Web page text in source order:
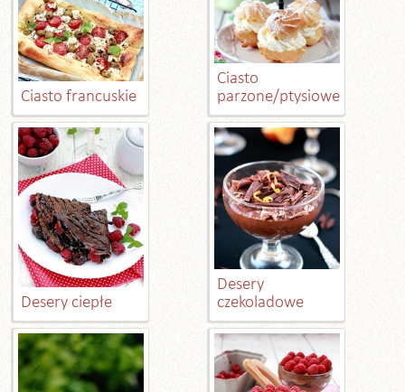
Ciasto francuskie
Ciasto
parzone/ptysiowe
Desery ciepłe
Desery
czekoladowe